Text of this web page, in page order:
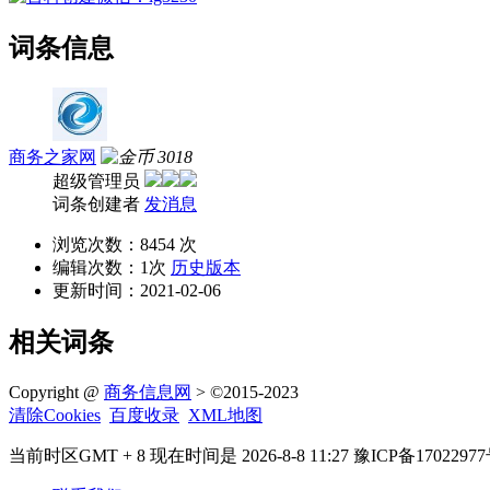
词条信息
商务之家网
3018
超级管理员
词条创建者 发消息
浏览次数： 8454 次
编辑次数： 1次 历史版本
更新时间： 2021-02-06
相关词条
Copyright @ 商务信息网 > ©2015-2023
清除Cookies 百度收录 XML地图
当前时区GMT + 8 现在时间是 2026-8-8 11:27 豫ICP备17022977